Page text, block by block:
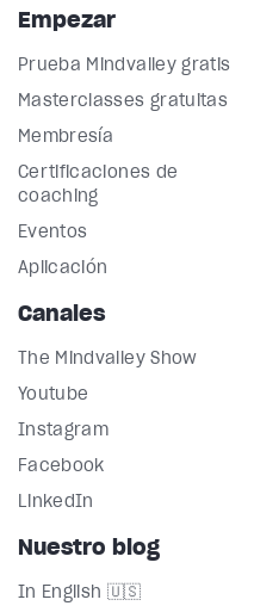
Empezar
Prueba Mindvalley gratis
Masterclasses gratuitas
Membresía
Certificaciones de
coaching
Eventos
Aplicación
Canales
The Mindvalley Show
Youtube
Instagram
Facebook
LinkedIn
Nuestro blog
In English 🇺🇸